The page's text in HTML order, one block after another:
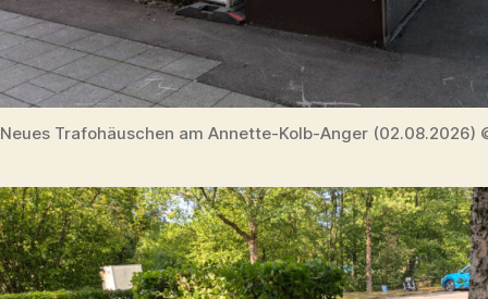
Neues Trafohäuschen am Annette-Kolb-Anger (02.08.2026)